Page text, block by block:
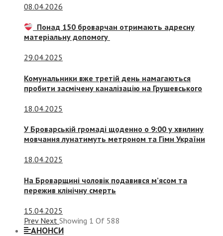
08.04.2026
Понад 150 броварчан отримають адресну
матеріальну допомогу
29.04.2025
Комунальники вже третій день намагаються
пробити засмічену каналізацію на Грушевського
18.04.2025
У Броварській громаді щоденно о 9:00 у хвилину
мовчання лунатимуть метроном та Гімн України
18.04.2025
На Броварщині чоловік подавився м’ясом та
пережив клінічну смерть
15.04.2025
Prev Next Showing 1 Of 588
АНОНСИ